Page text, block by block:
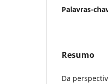
Palavras-
Resumo
Da